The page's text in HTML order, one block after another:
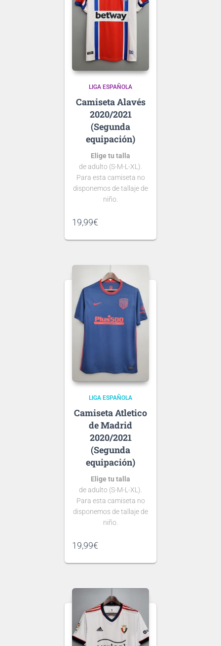
LIGA ESPAÑOLA
Alavés
2020/2021
(Segunda
equipación)
Elige tu talla
de adulto (S-M-L-XL).
Para esta camiseta no
disponemos de tallaje de
niño.
Puedes elegir
nombre y número
para tu camiseta, bien
personalizado o bien de
algún jugador, lo que
escribas será lo que
Ten en cuenta que si aún
no se ha presentado la
de …
19,99€
LIGA ESPAÑOLA
Atletico
de Madrid
2020/2021
(Segunda
equipación)
Elige tu talla
de adulto (S-M-L-XL).
Para esta camiseta no
disponemos de tallaje de
niño.
Puedes elegir
nombre y número
para tu camiseta, bien
personalizado o bien de
algún jugador, lo que
escribas será lo que
19,99€